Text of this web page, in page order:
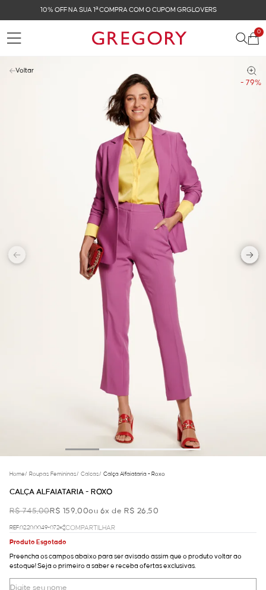
FRETE GRÁTIS NAS COMPRAS ACIMA DE R$ 899
0
- 79%
Voltar
Home/ Roupas Femininas/ Calcas/ Calça Alfaiataria - Roxo
CALÇA ALFAIATARIA - ROXO
R$ 745,00R$ 159,00ou 6x de R$ 26,50
REF.02.20.0049-072
COMPARTILHAR
Produto Esgotado
Preencha os campos abaixo para ser avisado assim que o produto voltar ao
estoque! Seja o primeiro a saber e receba ofertas exclusivas.